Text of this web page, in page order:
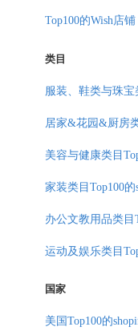
Top100的Wish店铺
类目
美容与健康类目
家装类目Top100
运动及娱乐类目
国家
美国Top100的